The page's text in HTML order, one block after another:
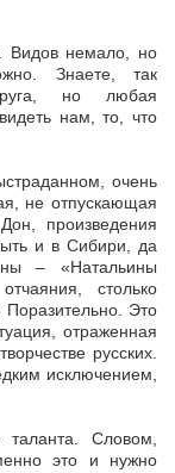
Видов немало, но
Знаете, так
но любая
нам, то, что
очень
не отпускающая
произведения
и в Сибири, да
– «Натальины
столько
Поразительно. Это
отраженная
русских.
исключением,
Словом,
это и нужно